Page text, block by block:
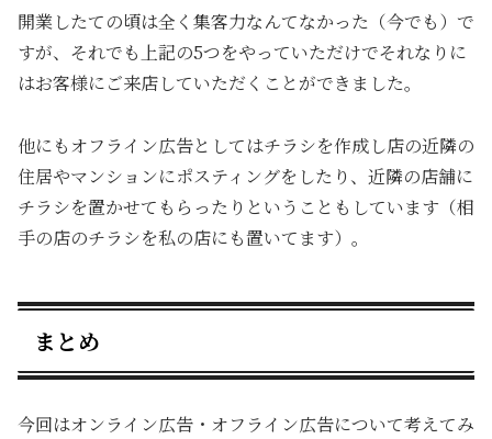
開業したての頃は全く集客力なんてなかった（今でも）で
すが、それでも上記の5つをやっていただけでそれなりに
はお客様にご来店していただくことができました。
他にもオフライン広告としてはチラシを作成し店の近隣の
住居やマンションにポスティングをしたり、近隣の店舗に
チラシを置かせてもらったりということもしています（相
手の店のチラシを私の店にも置いてます）。
まとめ
今回はオンライン広告・オフライン広告について考えてみ